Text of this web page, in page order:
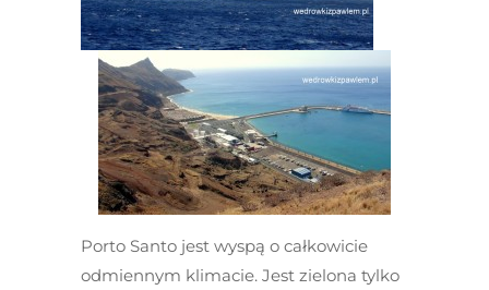
Porto Santo jest wyspą o całkowicie
odmiennym klimacie. Jest zielona tylko